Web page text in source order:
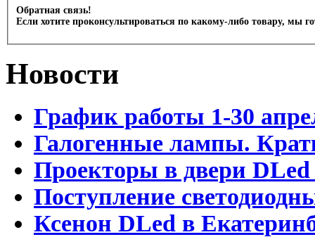
Обратная связь!
Если хотите проконсультироваться по какому-либо товару, мы
Новости
График работы 1-30
Галогенные лампы.
Проекторы в двери DLed
Поступление
Ксенон DLed в